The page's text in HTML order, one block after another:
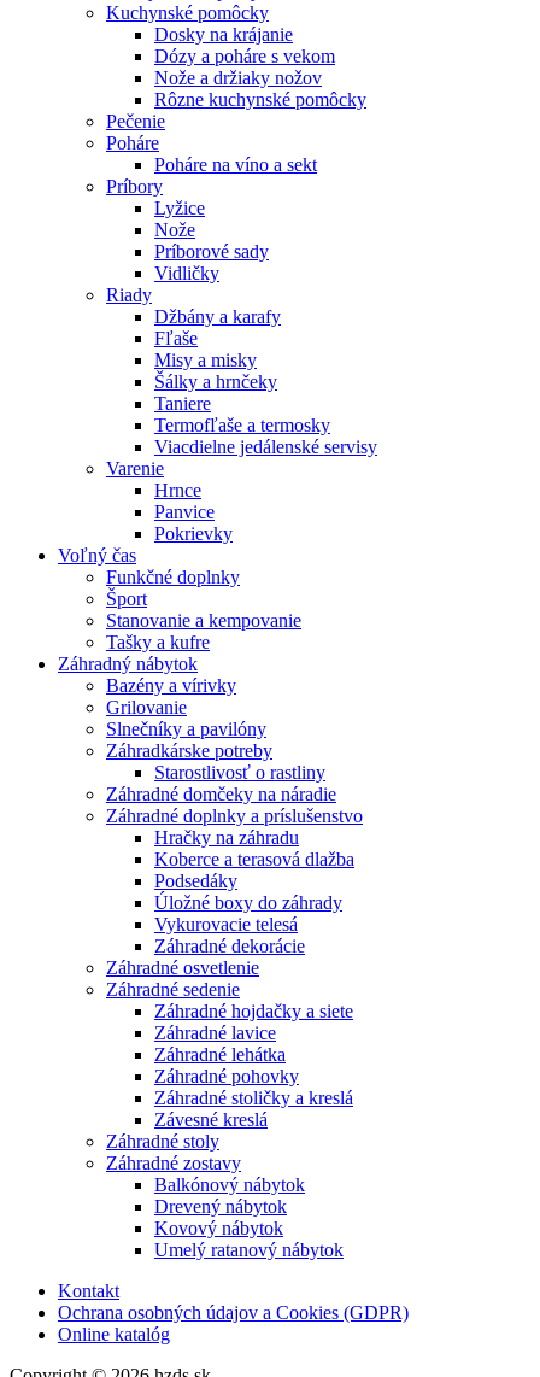
Kuchynské pomôcky
Dosky na krájanie
Dózy a poháre s vekom
Nože a držiaky nožov
Rôzne kuchynské pomôcky
Pečenie
Poháre
Poháre na víno a sekt
Príbory
Lyžice
Nože
Príborové sady
Vidličky
Riady
Džbány a karafy
Fľaše
Misy a misky
Šálky a hrnčeky
Taniere
Termofľaše a termosky
Viacdielne jedálenské servisy
Varenie
Hrnce
Panvice
Pokrievky
Voľný čas
Funkčné doplnky
Šport
Stanovanie a kempovanie
Tašky a kufre
Záhradný nábytok
Bazény a vírivky
Grilovanie
Slnečníky a pavilóny
Záhradkárske potreby
Starostlivosť o rastliny
Záhradné domčeky na náradie
Záhradné doplnky a príslušenstvo
Hračky na záhradu
Koberce a terasová dlažba
Podsedáky
Úložné boxy do záhrady
Vykurovacie telesá
Záhradné dekorácie
Záhradné osvetlenie
Záhradné sedenie
Záhradné hojdačky a siete
Záhradné lavice
Záhradné lehátka
Záhradné pohovky
Záhradné stoličky a kreslá
Závesné kreslá
Záhradné stoly
Záhradné zostavy
Balkónový nábytok
Drevený nábytok
Kovový nábytok
Umelý ratanový nábytok
Kontakt
Ochrana osobných údajov a Cookies (GDPR)
Online katalóg